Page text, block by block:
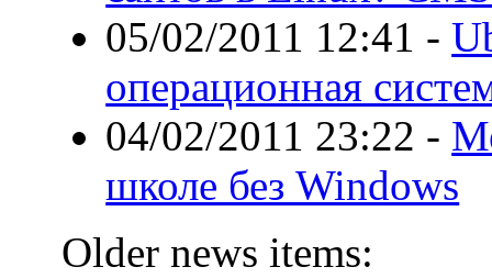
05/02/2011 12:41 -
операционная
04/02/2011 23:22 -
школе без Windows
Older news items: